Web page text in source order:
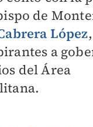
de
López
a
del Área